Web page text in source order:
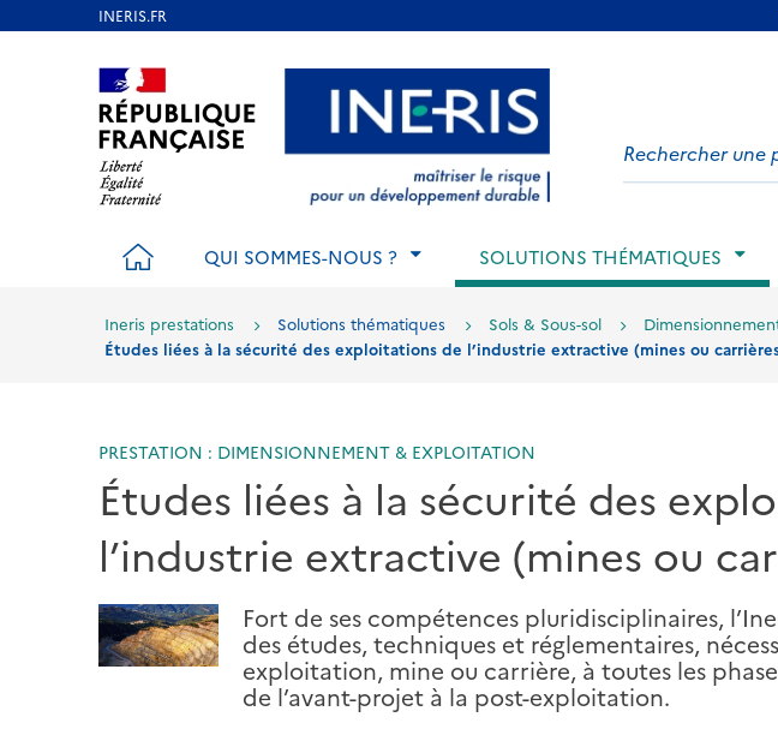
Aller au contenu Aller au menu Aller au pied de page
on
website
ACCUEILQUI SOMMES-NOUS ? SOLUTIONS THÉMATIQUES
Ineris prestations Solutions thématiques Sols & Sous-sol
Études liées à la sécurité des exploitations de l’industrie extractive (mines ou
PRESTATION : DIMENSIONNEMENT & EXPLOITATION
Études liées à la sécurité des
l’industrie extractive (mines ou
Fort de ses compétences pluridisciplinaires,
des études, techniques et réglementaires,
exploitation, mine ou carrière, à toutes les
de l’avant-projet à la post-exploitation.